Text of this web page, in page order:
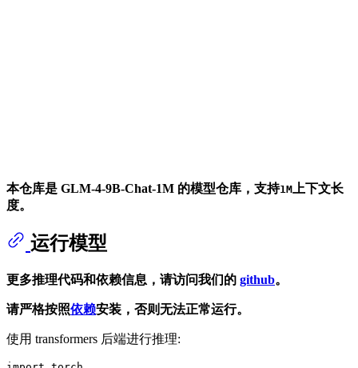
本仓库是 GLM-4-9B-Chat-1M 的模型仓库，支持1M上下文长
度。
运行模型
更多推理代码和依赖信息，请访问我们的 github。
请严格按照依赖安装，否则无法正常运行。
使用 transformers 后端进行推理: